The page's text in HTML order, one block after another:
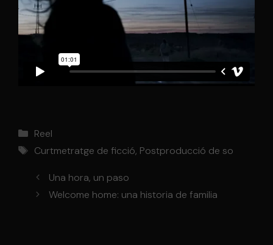
Categories
Reel
Etiquetes
Curtmetratge de ficció, Postproducció de so
Una hora, un paso
Welcome home: una historia de familia